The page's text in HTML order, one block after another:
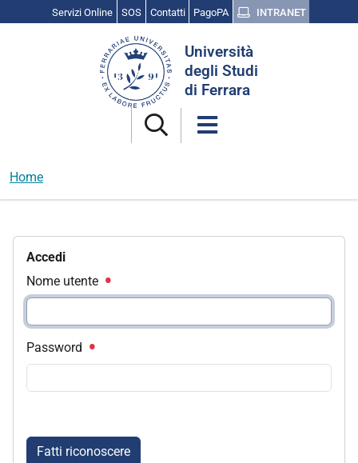
Servizi Online SOS Contatti PagoPA INTRANET
Università
degli Studi
di Ferrara
Home
Accedi
Nome utente
Password
Fatti riconoscere